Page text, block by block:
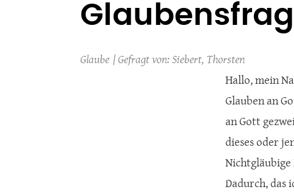
Glaube
Siebert, Thorsten
Hallo, mein
Glauben an
an Gott
dieses oder
Nichtgläubige
Dadurch, das